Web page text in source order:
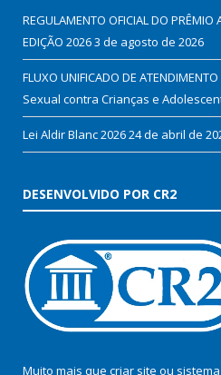
REGULAMENTO OFICIAL DO PRÊMIO
EDIÇÃO 20263 de agosto de 2026
FLUXO UNIFICADO DE
Sexual contra Crianças e
Lei Aldir Blanc 202624 de abril de
DESENVOLVIDO POR CR2
Muito mais que criar site ou